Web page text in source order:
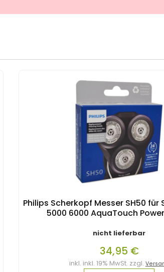
Philips Scherkopf Messer SH50 für
5000 6000 AquaTouch
nicht lieferbar
34,95 €
inkl. inkl. 19% MwSt. zzgl.